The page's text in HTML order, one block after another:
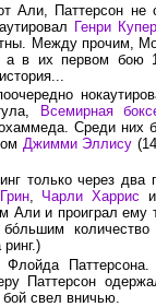
Али, Паттерсон
Генри
Между прочим,
в их первом бою
Всемирная
Среди них
Джимми Эллису
только через
, Чарли Харрис
Али и проиграл ему
Паттерсон
свел вничью.